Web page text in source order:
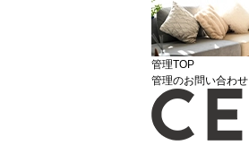
管理TOP
管理のお問い合わせ